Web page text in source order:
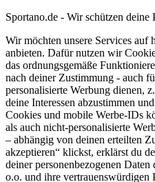
Sportano.de - Wir schützen deine
Wir möchten unsere Services auf
anbieten. Dafür nutzen wir
das ordnungsgemäße
nach deiner Zustimmung - auch
personalisierte Werbung dienen,
deine Interessen abzustimmen
Cookies und mobile Werbe-IDs
als auch nicht-personalisierte
– abhängig von deinen erteilten
akzeptieren“ klickst, erklärst du
deiner personenbezogenen
o.o. und ihre vertrauenswürdigen